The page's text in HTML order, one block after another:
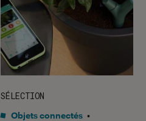
SÉLECTION
Objets connectés •